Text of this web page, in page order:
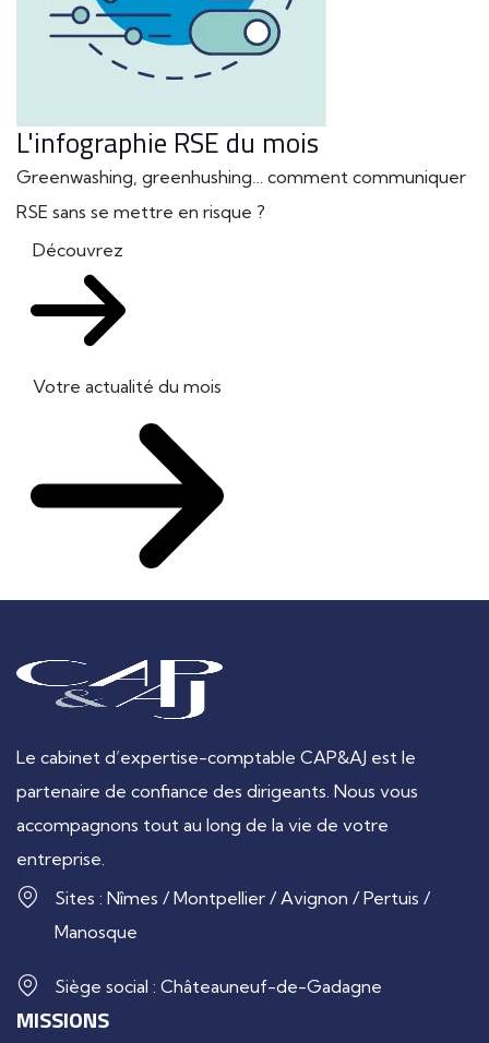
L'infographie RSE du mois
Greenwashing, greenhushing… comment communiquer
RSE sans se mettre en risque ?
Découvrez
Votre actualité du mois
Le cabinet d’expertise-comptable CAP&AJ est le
partenaire de confiance des dirigeants. Nous vous
accompagnons tout au long de la vie de votre
entreprise.
Sites : Nîmes / Montpellier / Avignon / Pertuis /
Manosque
Siège social : Châteauneuf-de-Gadagne
MISSIONS